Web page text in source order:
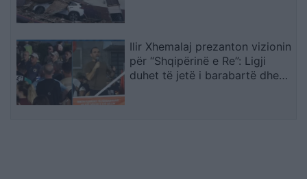
Ilir Xhemalaj prezanton vizionin
për “Shqipërinë e Re”: Ligji
duhet të jetë i barabartë dhe